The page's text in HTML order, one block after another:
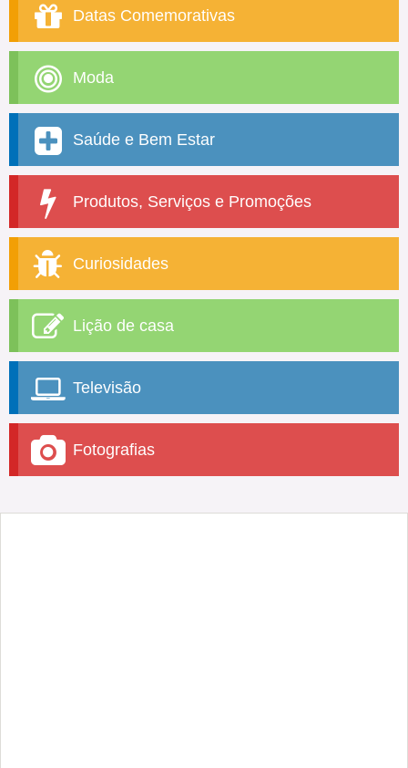
Datas Comemorativas
Moda
Saúde e Bem Estar
Produtos, Serviços e Promoções
Curiosidades
Lição de casa
Televisão
Fotografias